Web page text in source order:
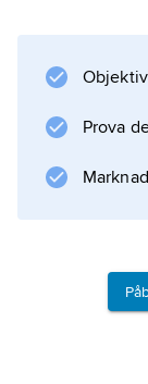
enbart en
kvinnor i
nära
påbud
Prova